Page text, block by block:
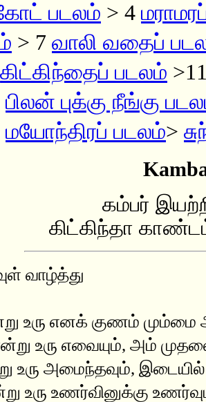
கோட் படலம் > 4
> 7 வாலி வதைப்
கிட்கிந்தைப் படலம்
பிலன் புக்கு நீங்கு
மயோந்திரப் படலம்>
கம்பர்
கிட்கிந்தா
வாழ்த்து
உரு எனக் குணம் மும்மை
உரு எவையும், அம்
உரு அமைந்தவும், இடையில்
உரு உணர்வினுக்கு